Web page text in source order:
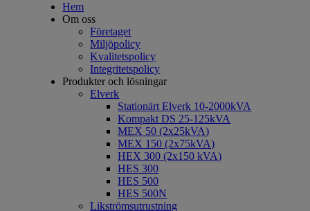
Hem
Om oss
Företaget
Miljöpolicy
Kvalitetspolicy
Integritetspolicy
Produkter och lösningar
Elverk
Stationärt Elverk 10-2000kVA
Kompakt DS 25-125kVA
MEX 50 (2x25kVA)
MEX 150 (2x75kVA)
HEX 300 (2x150 kVA)
HES 300
HES 500
HES 500N
Likströmsutrustning